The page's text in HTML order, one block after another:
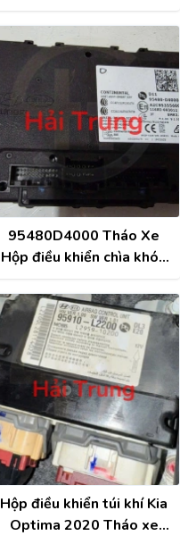
Xe
95480D4000 Tháo Xe
Hộp điều khiển chìa khóa
2016
Hộp điều khiển túi khí Kia
Optima 2020 Tháo xe